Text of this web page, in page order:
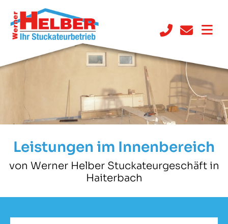
Leistungen im Innenbereich
von Werner Helber Stuckateurgeschäft in
Haiterbach